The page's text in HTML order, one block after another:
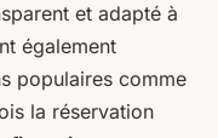
et adapté à
également
populaires comme
la réservation